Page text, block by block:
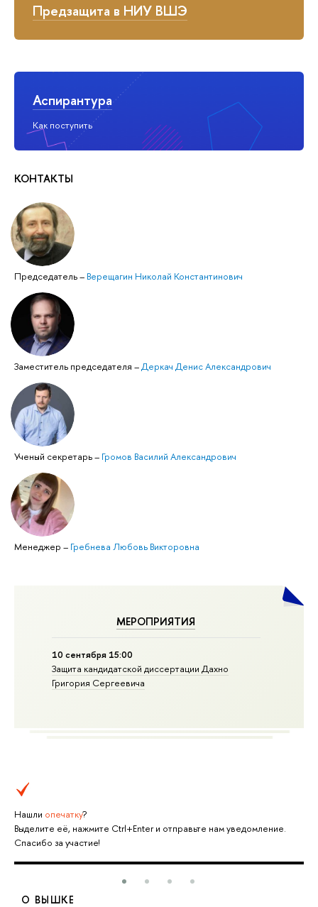
Предзащита в НИУ ВШЭ
Аспирантура
Как поступить
КОНТАКТЫ
Председатель– Верещагин Николай Константинович
Заместитель председателя –Деркач Денис Александрович
Ученый секретарь– Громов Василий Александрович
Менеджер – Гребнева Любовь Викторовна
МЕРОПРИЯТИЯ
10 сентября 15:00
Защита кан­ди­дат­ской диссертации Дахно
Григория Сергеевича
Нашли опечатку?
Выделите её, нажмите Ctrl+Enter и отправьте нам уведомление.
Спасибо за участие!
О ВЫШКЕ